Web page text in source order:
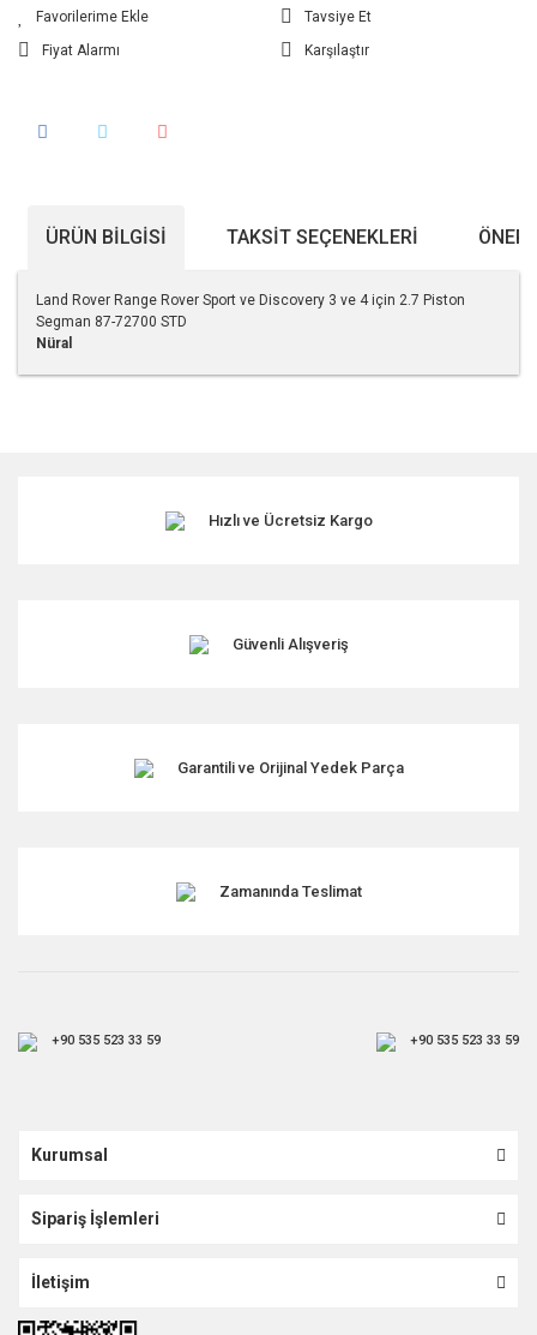
Tavsiye Et
Fiyat Alarmı
Karşılaştır
ÜRÜN BILGISI TAKSIT SEÇENEKLERI
Land Rover Range Rover Sport ve Discovery 3 ve 4 için 2.7 Piston
Segman 87-72700 STD
Nüral
Ürün resmi kalitesiz, bozuk veya görüntülenemiyor.
Ürün fiyatı diğer sitelerden daha pahalı.
Hızlı ve Ücretsiz Kargo
Güvenli Alışveriş
Garantili ve Orijinal Yedek Parça
Zamanında Teslimat
+90 535 523 33 59 +90 535 523 33 59
Kurumsal
Sipariş İşlemleri
İletişim